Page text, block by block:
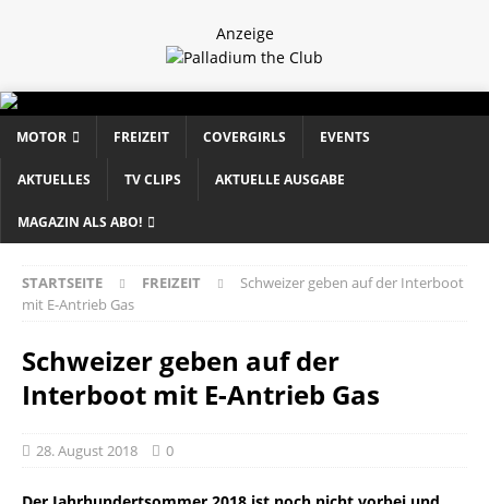
Anzeige
MOTOR FREIZEIT COVERGIRLS EVENTS
AKTUELLES TV CLIPS AKTUELLE AUSGABE
MAGAZIN ALS ABO!
STARTSEITE FREIZEIT
Schweizer geben auf der Interboot
mit E-Antrieb Gas
Schweizer geben auf der
Interboot mit E-Antrieb Gas
28. August 2018 0